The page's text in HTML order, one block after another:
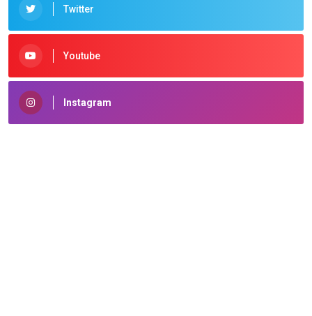
Twitter
Youtube
Instagram